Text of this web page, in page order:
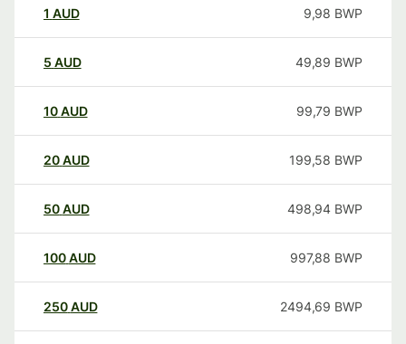
1 AUD 9,98 BWP
5 AUD 49,89 BWP
10AUD 99,79 BWP
20AUD 199,58 BWP
50AUD 498,94 BWP
100AUD 997,88 BWP
250AUD 2494,69 BWP